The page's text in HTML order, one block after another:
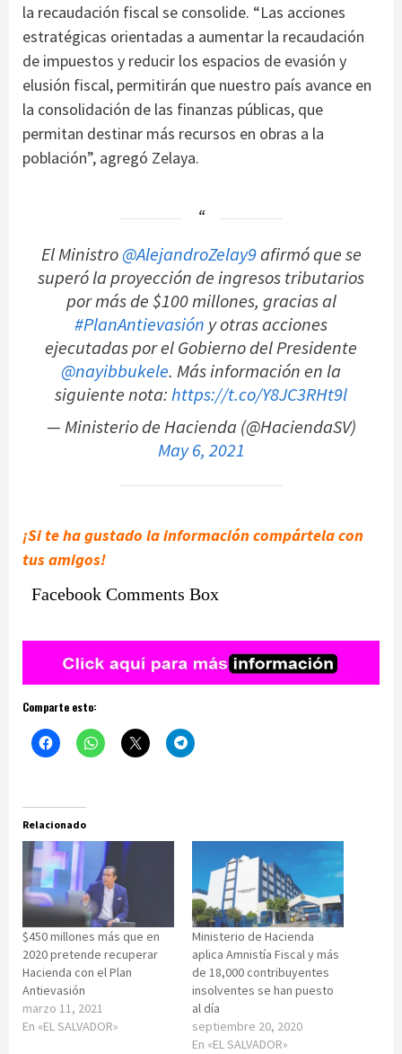
la recaudación fiscal se consolide. “Las acciones
estratégicas orientadas a aumentar la recaudación
de impuestos y reducir los espacios de evasión y
elusión fiscal, permitirán que nuestro país avance en
la consolidación de las finanzas públicas, que
permitan destinar más recursos en obras a la
población”, agregó Zelaya.
El Ministro@AlejandroZelay9afirmó que se
superó la proyección de ingresos tributarios
por más de $100 millones, gracias al
#PlanAntievasión y otras acciones
ejecutadas por el Gobierno del Presidente
@nayibbukele. Más información en la
siguiente nota:https://t.co/Y8JC3RHt9l
— Ministerio de Hacienda (@HaciendaSV)
May 6, 2021
¡Si te ha gustado la información compártela con
tus amigos!
Facebook Comments Box
Comparte esto:
Relacionado
$450 millones más que en
2020 pretende recuperar
Hacienda con el Plan
Antievasión
marzo 11, 2021
En «EL SALVADOR»
Ministerio de Hacienda
aplica Amnistía Fiscal y más
de 18,000 contribuyentes
insolventes se han puesto
al día
septiembre 20, 2020
En «EL SALVADOR»